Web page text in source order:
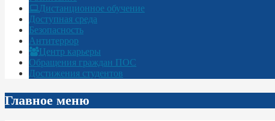
Дистанционное обучение
Доступная среда
Безопасность
Антитеррор
Центр карьеры
Обращения граждан ПОС
Достижения студентов
Главное меню